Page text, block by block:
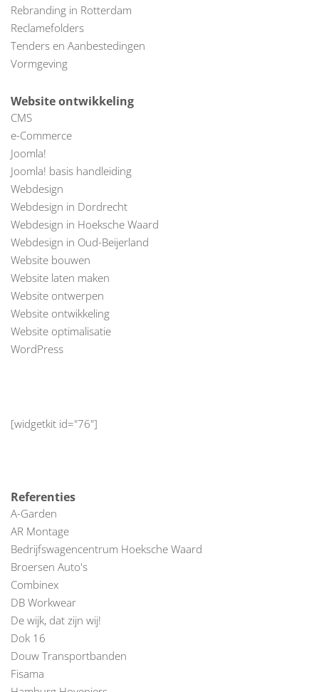
Rebranding in Rotterdam
Reclamefolders
Tenders en Aanbestedingen
Vormgeving
Website ontwikkeling
CMS
e-Commerce
Joomla!
Joomla! basis handleiding
Webdesign
Webdesign in Dordrecht
Webdesign in Hoeksche Waard
Webdesign in Oud-Beijerland
Website bouwen
Website laten maken
Website ontwerpen
Website ontwikkeling
Website optimalisatie
WordPress
[widgetkit id="76"]
Referenties
A-Garden
AR Montage
Bedrijfswagencentrum Hoeksche Waard
Broersen Auto's
Combinex
DB Workwear
De wijk, dat zijn wij!
Dok 16
Douw Transportbanden
Fisama